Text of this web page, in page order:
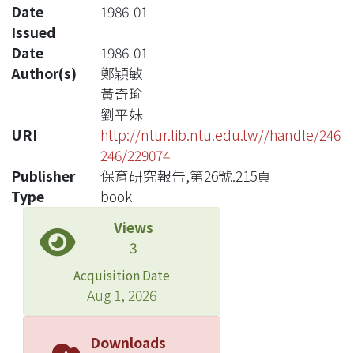
Date
Issued
1986-01
Date
1986-01
Author(s)
鄭穎敏
黃奇瑜
劉平妹
URI
http://ntur.lib.ntu.edu.tw//handle/246
246/229074
Publisher
保育研究報告,第26號.215頁
Type
book
Views
3
Acquisition Date
Aug 1, 2026
Downloads